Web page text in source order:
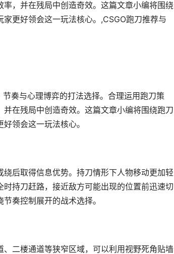
，并在残局中创造奇效。这篇文章小编将围绕
更好领会这一玩法核心。,CSGO跑刀推荐与
奏与心理博弈的打法选择。合理运用跑刀策
在残局中创造奇效。这篇文章小编将围绕跑刀
领会这一玩法核心。
后取得信息优势。持刀情形下人物移动更加轻
持刀赶路，接近敌方可能出现的位置前迅速切
奏控制展开的战术选择。
二楼通道等狭窄区域，可以利用视野死角贴墙